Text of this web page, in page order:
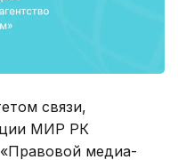
связи,
МИР РК
медиа-